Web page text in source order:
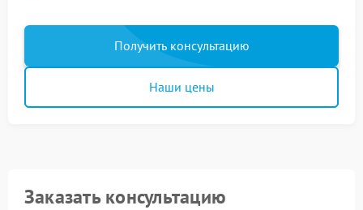
Получить консультацию
Наши цены
Заказать консультацию